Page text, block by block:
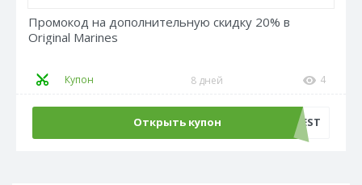
Промокод на дополнительную скидку 20% в
Original Marines
Купон 8 дней 4
Открыть купон SUMMERFEST